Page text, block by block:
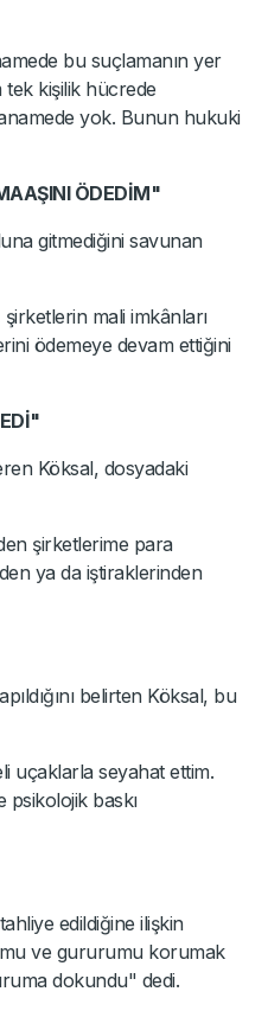
bu suçlamanın yer
tek kişilik hücrede
yok. Bunun hukuki
ÖDEDİM"
gitmediğini savunan
mali imkânları
ödemeye devam ettiğini
Köksal, dosyadaki
şirketlerime para
ya da iştiraklerinden
belirten Köksal, bu
uçaklarla seyahat ettim.
psikolojik baskı
edildiğine ilişkin
ve gururumu korumak
dokundu" dedi.